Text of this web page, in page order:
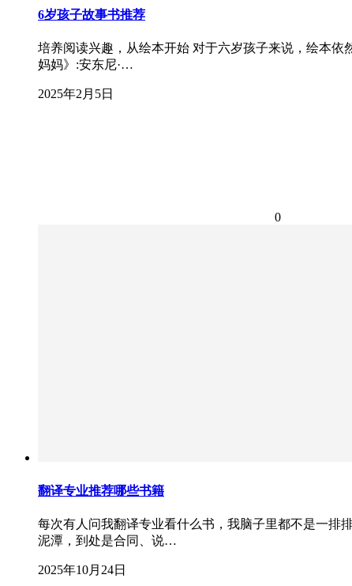
6岁孩子故事书推荐
培养阅读兴趣，从绘本开始 对于六岁孩子来说，绘本
妈妈》:安东尼·…
2025年2月5日
0
翻译专业推荐哪些书籍
每次有人问我翻译专业看什么书，我脑子里都不是一排
泥潭，到处是合同、说…
2025年10月24日